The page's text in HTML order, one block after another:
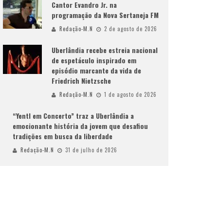
Cantor Evandro Jr. na
programação da Nova Sertaneja FM
Redação-M.N 2 de agosto de 2026
Uberlândia recebe estreia nacional
de espetáculo inspirado em
episódio marcante da vida de
Friedrich Nietzsche
Redação-M.N 1 de agosto de 2026
“Yentl em Concerto” traz a Uberlândia a
emocionante história da jovem que desafiou
tradições em busca da liberdade
Redação-M.N 31 de julho de 2026